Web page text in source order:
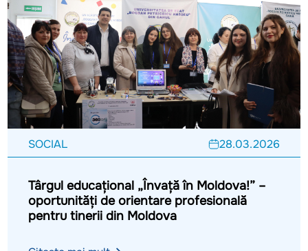
SOCIAL 28.03.2026
Târgul educațional „Învață în Moldova!” –
oportunități de orientare profesională
pentru tinerii din Moldova